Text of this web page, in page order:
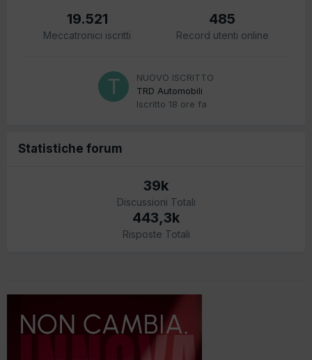
19.521
Meccatronici iscritti
485
Record utenti online
NUOVO ISCRITTO
TRD Automobili
Iscritto 18 ore fa
Statistiche forum
39k
Discussioni Totali
443,3k
Risposte Totali